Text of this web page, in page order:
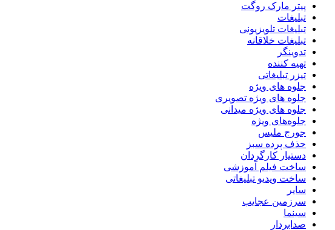
پیتر مارک روگت
تبلیغات
تبلیغات تلویزیونی
تبلیغات خلاقانه
تدوینگر
تهیه کننده
تیزر تبلیغاتی
جلوه های ویژه
جلوه های ویژه تصویری
جلوه های ویژه میدانی
جلوه‌های ویژه
جورج ملیس
حذف پرده سبز
دستیار کارگردان
ساخت فیلم آموزشی
ساخت ویدیو تبلیغاتی
سایر
سرزمین عجایب
سینما
صدابردار